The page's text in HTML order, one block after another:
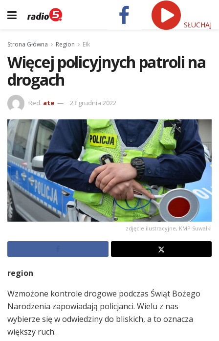
SŁUCHAJ
Strona Główna Region Ełk
Więcej policyjnych patroli na
drogach
Red. ate 23 grudnia 2022
zdjęcie ilustracyjne, KMP Suwałki
region
Wzmożone kontrole drogowe podczas Świąt Bożego
Narodzenia zapowiadają policjanci. Wielu z nas
wybierze się w odwiedziny do bliskich, a to oznacza
większy ruch.